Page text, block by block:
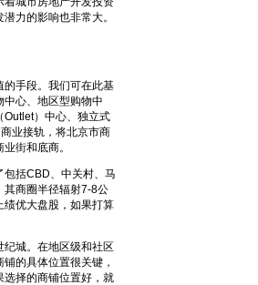
力的影响也非常大。
手段。我们可在此基
心、地区型购物中
Outlet）中心、独立式
业接轨，将北京市商
街和底商。
括CBD、中关村、马
其商圈半径辐射7-8公
绩优大盘股，如果打算
城。在地区级和社区
的具体位置很关键，
选择的商铺位置好，就